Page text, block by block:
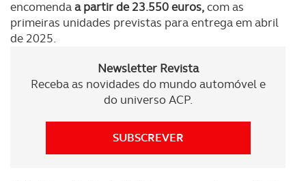
parceiros e organizações na UE e em países terceiros.
O ACP garantirá que as transferências internacionais de
consentimento e quando tal se afigure estritamente
necessário no contexto dos serviços a prestar.
Realçamos que o bloqueio de certo tipo de Cookies e
tecnologias similares pode ter impacto na sua
experiência de navegação no Website e nos serviços
encomendaa partir de 23.550 euros,com as
primeiras unidades previstas para entrega em abril
de 2025.
Newsletter Revista
Receba as novidades do mundo automóvel e
do universo ACP.
SUBSCREVER